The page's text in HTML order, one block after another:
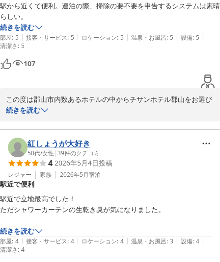
チサンホテル郡山
福重
チサンホテル郡山
駅から近くて便利。連泊の際、掃除の要不要を申告するシステムは素晴
らしい。
続きを読む
部屋: 5 | 接客・サービス: 5 | ロケーション: 5 | 温泉・お風呂: 5 | 設備: 5 |
清潔さ: 5
107
この度は郡山市内数あるホテルの中からチサンホテル郡山をお選び
いただき誠に有難うございました。
通常のプランにつきましたは日々お掃除を入らせていただいており
ますが、夜勤等にて日中滞在のお客様など、ご要望に応じてタオ
ル・アメニティをお渡しするなどの対応をさせていただいておりま
す。
当初エコの観点から始めたシステムではございますが、ご評価いた
だけ大変嬉しく感じております。
今後とも郡山でのご宿泊の際には当ホテルをご指名いただければ幸
いに存じます・
この度はお忙しい中わざわざご投稿いただき誠に有難うございまし
た。
またのご来館をスタッフ一同心よりお待ち申し上げます。
続きを読む
紅しょうが大好き
50代/女性 |39件のクチコミ
4 2026年5月4日投稿
レジャー 家族 2026年5月宿泊
駅近で便利
駅近で立地最高でした！
ただシャワーカーテンの生乾き臭が気になりました。
続きを読む
部屋: 4 | 接客・サービス: 4 | ロケーション: 4 | 温泉・お風呂: 3 | 設備: 4 |
清潔さ: 4